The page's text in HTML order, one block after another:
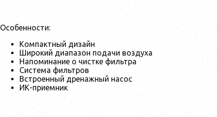
Особенности:
Компактный дизайн
Широкий диапазон подачи воздуха
Напоминание о чистке фильтра
Система фильтров
Встроенный дренажный насос
ИК-приемник